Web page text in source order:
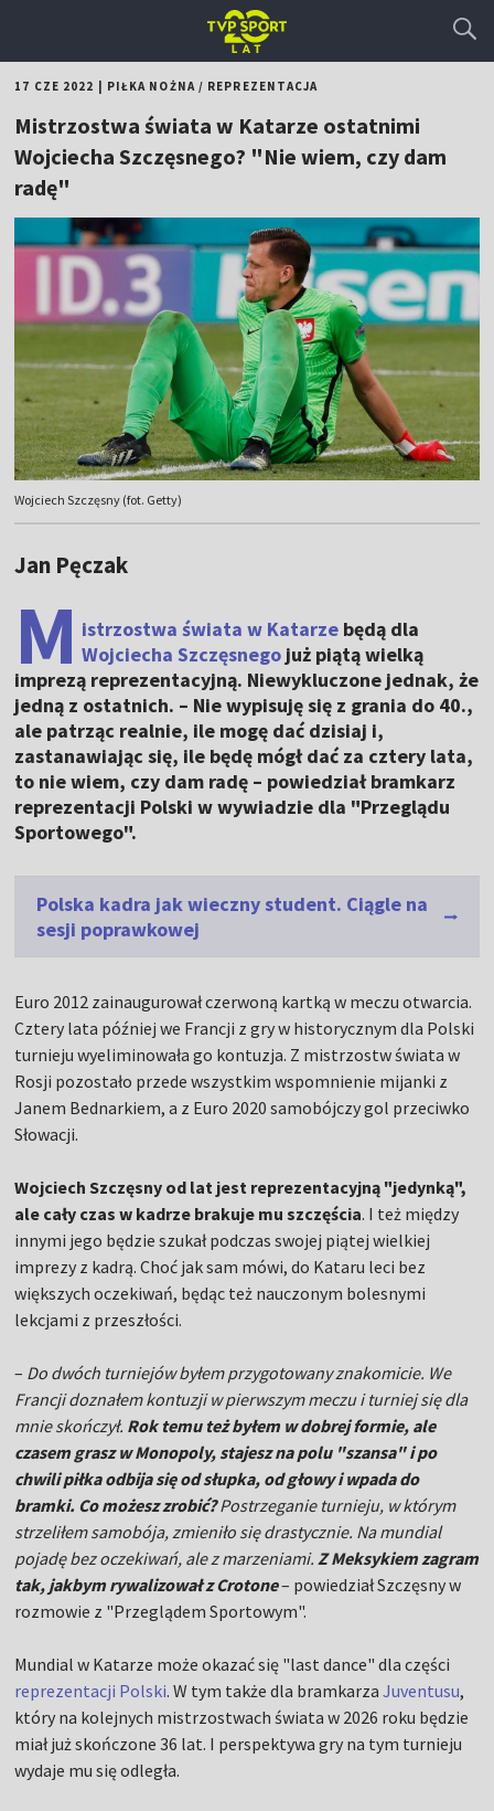
17 CZE 2022 PIŁKA NOŻNA/ REPREZENTACJA
Mistrzostwa świata w Katarze ostatnimi
Wojciecha Szczęsnego? "Nie wiem, czy dam
radę"
Wojciech Szczęsny (fot. Getty)
Jan Pęczak
M istrzostwa świata w Katarze będą dla
Wojciecha Szczęsnego już piątą wielką
imprezą reprezentacyjną. Niewykluczone jednak, że
jedną z ostatnich. – Nie wypisuję się z grania do 40.,
ale patrząc realnie, ile mogę dać dzisiaj i,
zastanawiając się, ile będę mógł dać za cztery lata,
to nie wiem, czy dam radę – powiedział bramkarz
reprezentacji Polski w wywiadzie dla "Przeglądu
Sportowego".
Polska kadra jak wieczny student. Ciągle na
sesji poprawkowej
Euro 2012 zainaugurował czerwoną kartką w meczu otwarcia.
Cztery lata później we Francji z gry w historycznym dla Polski
turnieju wyeliminowała go kontuzja. Z mistrzostw świata w
Rosji pozostało przede wszystkim wspomnienie mijanki z
Janem Bednarkiem, a z Euro 2020 samobójczy gol przeciwko
Słowacji.
Wojciech Szczęsny od lat jest reprezentacyjną "jedynką",
ale cały czas w kadrze brakuje mu szczęścia. I też między
innymi jego będzie szukał podczas swojej piątej wielkiej
imprezy z kadrą. Choć jak sam mówi, do Kataru leci bez
większych oczekiwań, będąc też nauczonym bolesnymi
lekcjami z przeszłości.
– Do dwóch turniejów byłem przygotowany znakomicie. We
Francji doznałem kontuzji w pierwszym meczu i turniej się dla
mnie skończył. Rok temu też byłem w dobrej formie, ale
czasem grasz w Monopoly, stajesz na polu "szansa" i po
chwili piłka odbija się od słupka, od głowy i wpada do
bramki. Co możesz zrobić?Postrzeganie turnieju, w którym
strzeliłem samobója, zmieniło się drastycznie. Na mundial
pojadę bez oczekiwań, ale z marzeniami.Z Meksykiem zagram
tak, jakbym rywalizował z Crotone– powiedział Szczęsny w
rozmowie z "Przeglądem Sportowym".
Mundial w Katarze może okazać się "last dance" dla części
reprezentacji Polski. W tym także dla bramkarzaJuventusu,
który na kolejnych mistrzostwach świata w 2026 roku będzie
miał już skończone 36 lat. I perspektywa gry na tym turnieju
wydaje mu się odległa.